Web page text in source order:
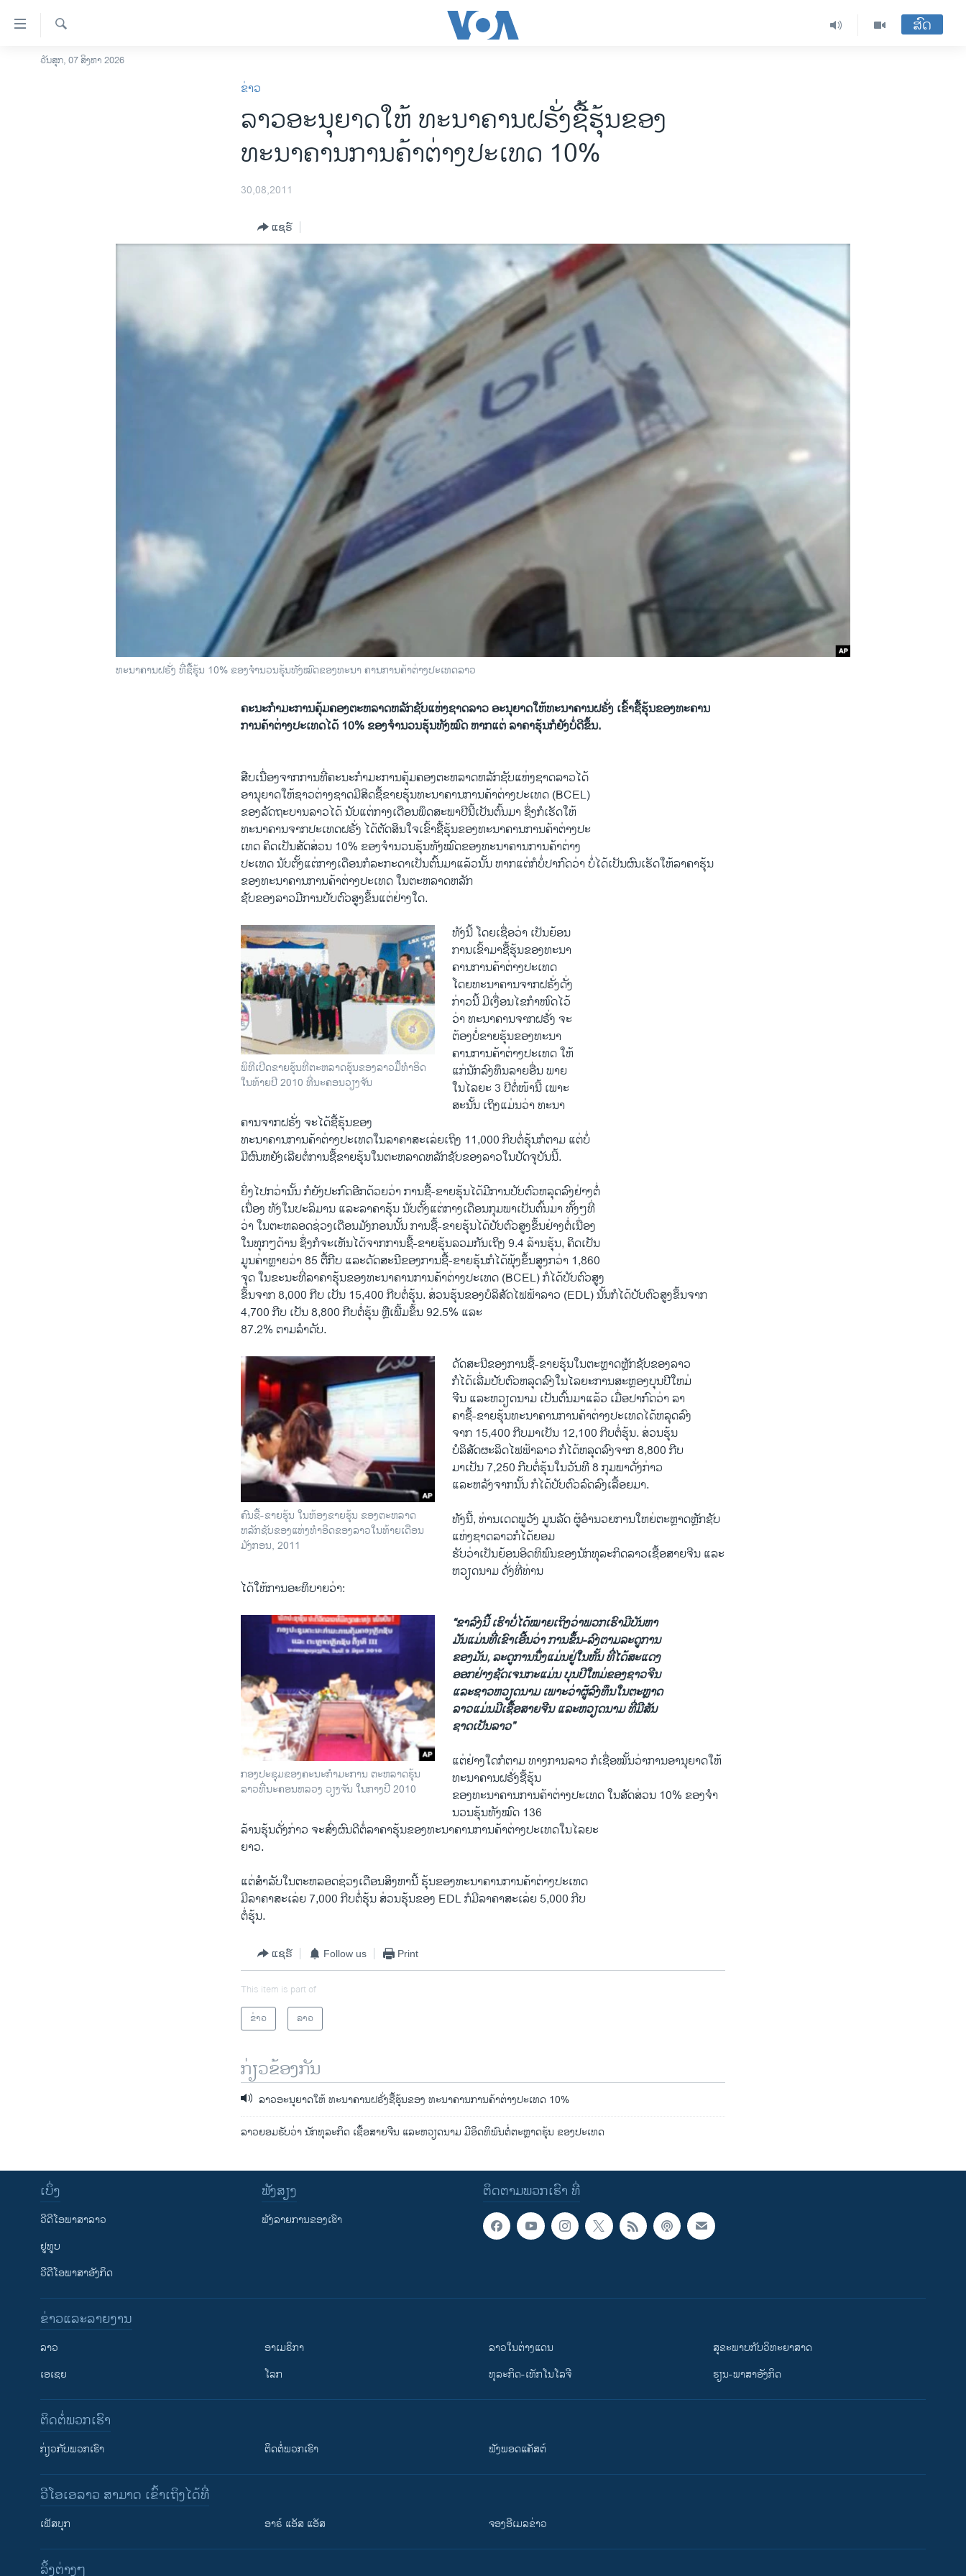
ລິ້ງ
ສຳຫລັບ
ໂຮມເພຈ
ຄົ້ນຫາ
ສົດ
ວັນສຸກ, 07 ສິງຫາ 2026
ຂ່າວ
ລາວອະນຸຍາດໃຫ້ ທະນາຄານຝຣັ່ງຊື້ຮຸ້ນຂອງ
ທະນາຄານການຄ້າຕ່າງປະເທດ 10%
30,08,2011
ແຊຣ໌
ທະນາຄານຝຣັ່ງ ທີ່ຊື້ຮຸ້ນ 10% ຂອງຈໍານວນຮຸ້ນທັງໝົດຂອງທະນາ ຄານການຄ້າຕ່າງປະເທດລາວ
ຄະນະກໍາມະການຄຸ້ມຄອງຕະຫລາດຫລັກຊັບແຫ່ງຊາດລາວ ອະນຸຍາດໃຫ້ທະນາຄານຝຣັ່ງ ເຂົ້າຊື້ຮຸ້ນຂອງທະຄານ
ການຄ້າຕ່າງປະເທດໄດ້ 10% ຂອງຈໍານວນຮຸ້ນທັງໝົດ ຫາກແຕ່ ລາຄາຮຸ້ນກໍຍັງບໍ່ດີຂຶ້ນ.
ສືບເນື່ອງຈາກການທີ່ຄະນະກໍາມະການຄຸ້ມຄອງຕະຫລາດຫລັກຊັບແຫ່ງຊາດລາວໄດ້
ອານຸຍາດໃຫ້ຊາວຕ່າງຊາດມີສິດຊື້ຂາຍຮຸ້ນທະນາຄານການຄ້າຕ່າງປະເທດ (BCEL)
ຂອງລັດຖະບານລາວໄດ້ ນັບແຕ່ກາງເດືອນພຶດສະພາປີນີ້ເປັນຕົ້ນມາ ຊຶ່ງກໍເຮັດໃຫ້
ທະນາຄານຈາກປະເທດຝຣັ່ງ ໄດ້ຕັດສິນໃຈເຂົ້າຊື້ຮຸ້ນຂອງທະນາຄານການຄ້າຕ່າງປະ
ເທດ ຄິດເປັນສັດສ່ວນ 10% ຂອງຈໍານວນຮຸ້ນທັງໝົດຂອງທະນາຄານການຄ້າຕ່າງ
ປະເທດ ນັບຕັ້ງແຕ່ກາງເດືອນກໍລະກະດາເປັນຕົ້ນມາແລ້ວນັ້ນ ຫາກແຕ່ກໍບໍ່ປາກົດວ່າ ບໍ່ໄດ້ເປັນຜົນເຮັດໃຫ້ລາຄາຮຸ້ນ
ຂອງທະນາຄານການຄ້າຕ່າງປະເທດ ໃນຕະຫລາດຫລັກ
ຊັບຂອງລາວມີການປັບຕົວສູງຂຶ້ນແຕ່ຢ່າງໃດ.
ພິທີເປີດຂາຍຮຸ້ນທີ່ຕະຫລາດຮຸ້ນຂອງລາວມື້ທໍາອິດ
ໃນທ້າຍປີ 2010 ທີ່ນະຄອນວຽງຈັນ
ທັງນີ້ ໂດຍເຊື່ອວ່າ ເປັນຍ້ອນ
ການເຂົ້າມາຊື້ຮຸ້ນຂອງທະນາ
ຄານການຄ້າຕ່າງປະເທດ
ໂດຍທະນາຄານຈາກຝຣັ່ງດັ່ງ
ກ່າວນີ້ ມີເງື່ອນໄຂກໍາໜົດໄວ້
ວ່າ ທະນາຄານຈາກຝຣັ່ງ ຈະ
ຕ້ອງບໍ່ຂາຍຮຸ້ນຂອງທະນາ
ຄານການຄ້າຕ່າງປະເທດ ໃຫ້
ແກ່ນັກລົງທຶນລາຍອື່ນ ພາຍ
ໃນໄລຍະ 3 ປີຕໍ່ໜ້ານີ້ ເພາະ
ສະນັ້ນ ເຖິງແມ່ນວ່າ ທະນາ
ຄານຈາກຝຣັ່ງ ຈະໄດ້ຊື້ຮຸ້ນຂອງ
ທະນາຄານການຄ້າຕ່າງປະເທດໃນລາຄາສະເລ່ຍເຖິງ 11,000 ກີບຕໍ່ຮຸ້ນກໍຕາມ ແຕ່ບໍ່
ມີຜົນຫຍັງເລີຍຕໍ່ການຊື້ຂາຍຮຸ້ນໃນຕະຫລາດຫລັກຊັບຂອງລາວໃນປັດຈຸບັນນີ້.
ຍິ່ງໄປກວ່ານັ້ນ ກໍຍັງປະກົດອີກດ້ວຍວ່າ ການຊື້-ຂາຍຮຸ້ນໄດ້ມີການປັບຕົວຫລຸດລົງຢ່າງຕໍ່
ເນື່ອງ ທັງໃນປະລິມານ ແລະລາຄາຮຸ້ນ ນັບຕັ້ງແຕ່ກາງເດືອນກຸມພາເປັນຕົ້ນມາ ທັ້ງໆທີ່
ວ່າ ໃນຕະຫລອດຊ່ວງເດືອນມັງກອນນັ້ນ ການຊື້-ຂາຍຮຸ້ນ​ໄດ້ປັບຕົວສູງຂຶ້ນຢ່າງຕໍ່ເນື່ອງ
ໃນທຸກໆດ້ານ ຊຶ່ງກໍຈະເຫັນໄດ້ຈາກການຊື້-ຂາຍຮຸ້ນລວມກັນເຖິງ 9.4 ລ້ານຮຸ້ນ, ຄິດເປັນ
ມູນຄ່າຫຼາຍວ່າ 85 ຕື້ກີບ ແລະດັດສະນີຂອງການຊື້-ຂາຍຮຸ້ນກໍໄດ້ພຸ້ງຂຶ້ນສູງກວ່າ 1,860
ຈຸດ ໃນຂະນະທີ່ລາຄາຮຸ້ນຂອງທະນາຄານການຄ້າຕ່າງປະເທດ (BCEL) ກໍໄດ້ປັບຕົວສູງ
ຂຶ້ນຈາກ 8,000 ກີບ ເປັນ 15,400 ກີບຕໍ່ຮຸ້ນ. ສ່ວນຮຸ້ນຂອງບໍລິສັດໄຟຟ້າລາວ (EDL) ນັ້ນກໍໄດ້ປັບຕົວສູງຂຶ້ນຈາກ
4,700 ກີບ ເປັນ 8,800 ກີບຕໍ່ຮຸ້ນ ຫຼືເພີ້ມຂຶ້ນ 92.5% ແລະ
87.2% ຕາມລໍາດັບ.
ຄົນຊື້-ຂາຍຮຸ້ນ ໃນຫ້ອງຂາຍຮຸ້ນ ຂອງຕະຫລາດ
ຫລັກຊັບຂອງແຫ່ງທຳອິດຂອງລາວໃນທ້າຍເດືອນ
ມັງກອນ, 2011
ດັດສະນີຂອງການຊື້-ຂາຍຮຸ້ນໃນຕະຫຼາດຫຼັກຊັບຂອງລາວ
ກໍໄດ້ເລີ່ມປັບຕົວຫລຸດລົງໃນໄລຍະການສະຫຼອງບຸນປີໃຫມ່
ຈີນ ແລະຫວຽດນາມ ເປັນຕົ້ນມາແລ້ວ ເມື່ອປາກົດວ່າ ລາ
ຄາຊື້-ຂາຍຮຸ້ນທະນາຄານການຄ້າຕ່າງປະເທດໄດ້ຫລຸດລົງ
ຈາກ 15,400 ກີບມາເປັນ 12,100 ກີບຕໍ່ຮຸ້ນ. ສ່ວນຮຸ້ນ
ບໍລິສັດຜະລິດໄຟຟ້າລາວ ກໍໄດ້ຫລຸດລົງຈາກ 8,800 ກີບ
ມາເປັນ 7,250 ກີບຕໍ່ຮຸ້ນໃນວັນທີ 8 ກຸມພາດັ່ງກ່າວ
ແລະຫລັງຈາກນັ້ນ ກໍໄດ້ປັບຕົວລົດລົງເລື້ອຍມາ.
ທັງນີ້, ທ່ານເດດພູວັງ ມູນລັດ ຜູ້ອໍານວຍການໃຫຍ່ຕະຫຼາດຫຼັກຊັບ
ແຫ່ງຊາດລາວກໍໄດ້ຍອມ
ຮັບວ່າເປັນຍ້ອນອິດທິພົນຂອງນັກທຸລະກິດລາວເຊື້ອສາຍຈີນ ແລະ
ຫວຽດນາມ ດັ່ງທີ່ທ່ານ
ໄດ້ໃຫ້ການອະທິບາຍວ່າ:
ກອງປະຊຸມຂອງຄະນະກໍາມະການ ຕະຫລາດຮຸ້ນ
ລາວທີ່ນະຄອນຫລວງ ວຽງຈັນ ໃນກາງປີ 2010
“ຂາລົງນີ້ ເຮົາບໍ່ໄດ້ໝາຍເຖິງວ່າພວກເຮົາມີບັນຫາ
ມັນແມ່ນທີ່ເຂົາເອີ້ນວ່າ ການຂຶ້ນ-ລົງຕາມລະດູການ
ຂອງມັນ, ລະດູການນຶ່ງແມ່ນຢູ່ໃນຫັ້ນ ທີ່ໄດ້ສະແດງ
ອອກຢ່າງຊັດເຈນກະແມ່ນ ບນປີໃຫມ່ຂອງຊາວຈີນ
ແລະຊາວຫວຽດນາມ ເພາະວ່າຜູ້ລົງທຶນໃນຕະຫຼາດ
ລາວແມ່ນມີເຊື້ອສາຍຈີນແລະຫວຽດນາມ ທີ່ມີສັນ
ຊາດເປັນລາວ”
ແຕ່ຢ່າງໃດກໍຕາມ ທາງການລາວ ກໍເຊື່ອໝັ້ນວ່າການອານຸຍາດໃຫ້
ທະນາຄານຝຣັ່ງຊື້ຮຸ້ນ
ຂອງທະນາຄານການຄ້າຕ່າງປະເທດ ໃນສັດສ່ວນ 10% ຂອງຈໍາ
ນວນຮຸ້ນທັງໝົດ 136
ລ້ານຮຸ້ນດັ່ງກ່າວ ຈະສົ່ງຜົນດີຕໍ່ລາຄາຮຸ້ນຂອງທະນາຄານການຄ້າຕ່າງປະເທດໃນໄລຍະ
ຍາວ.
ແຕ່ສໍາລັບໃນຕະຫລອດຊ່ວງເດືອນສິງຫານີ້ ຮຸ້ນຂອງທະນາຄານການຄ້າຕ່າງປະເທດ
ມີລາຄາສະເລ່ຍ 7,000 ກີບຕໍ່ຮຸ້ນ ສ່ວນຮຸ້ນຂອງ EDL ກໍມີລາຄາສະເລ່ຍ 5,000 ກີບ
ຕໍ່ຮຸ້ນ.
ແຊຣ໌ Follow us Print
This item is part of
ຂ່າວ
ລາວ
ກ່ຽວຂ້ອງກັນ
ລາວອະນຸຍາດໃຫ້ ທະນາຄານຝຣັ່ງຊື້ຮຸ້ນຂອງ ທະນາຄານການຄ້າຕ່າງປະເທດ 10%
ລາວຍອມຮັບວ່າ ນັກທຸລະກິດ ເຊື້ອສາຍຈີນ ແລະຫວຽດນາມ ມີອິດທິພົນຕໍ່ຕະຫຼາດຮຸ້ນ ຂອງປະເທດ
ຕິດຕາມພວກເຮົາ ທີ່
ເບິ່ງ
ວີດີໂອພາສາລາວ
ຢູທູບ
ວີດີໂອພາສາອັງກິດ
ຟັງສຽງ
ຟັງລາຍການຂອງເຮົາ
ຂ່າວແລະລາຍງານ
ລາວ
ເອເຊຍ
ອາເມຣິກາ
ໂລກ
ລາວໃນຕ່າງແດນ
ທຸລະກິດ-ເທັກໂນໂລຈີ
ສຸຂະພາບກັບວິທະຍາສາດ
ຮຽນ-ພາສາອັງກິດ
ຕິດຕໍ່ພວກເຮົາ
ກ່ຽວກັບພວກເຮົາ ຕິດຕໍ່ພວກເຮົາ ຟັງພອດແຄັສຕ໌
ວີໂອເອລາວ ສາມາດ ເຂົ້າເຖິງໄດ້ທີ່
ເຟັສບຸກ ອາຣ໌ ແອັສ ແອັສ ຈອງອີເມລຂ່າວ
​ລິ້ງ​ຕ່າງໆ